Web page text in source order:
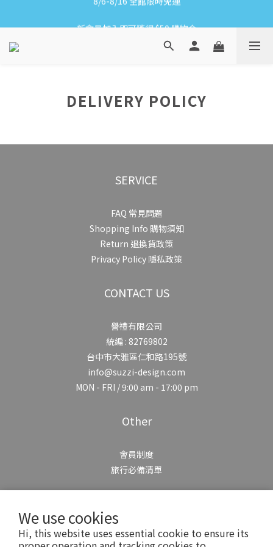
We use cookies
Hi, this website uses essential cookie to ensure its
新會員加入即可獲得 $50 購物金
滿1500贈網紗手拿袋&收納洗衣袋XS方
DELIVERY POLICY
SERVICE
FAQ 常見問題
Shopping Info 購物須知
Return 退換貨政策
Privacy Policy 隱私政策
CONTACT US
譽禮有限公司
統編 : 82769802
台中市大雅區仁和路195號
info@suzzi-design.com
MON - FRI / 9:00 am - 17:00 pm
Other
會員制度
旅行必備清單